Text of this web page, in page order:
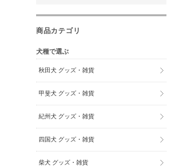
商品カテゴリ
犬種で選ぶ
秋田犬 グッズ・雑貨
甲斐犬 グッズ・雑貨
紀州犬 グッズ・雑貨
四国犬 グッズ・雑貨
柴犬 グッズ・雑貨